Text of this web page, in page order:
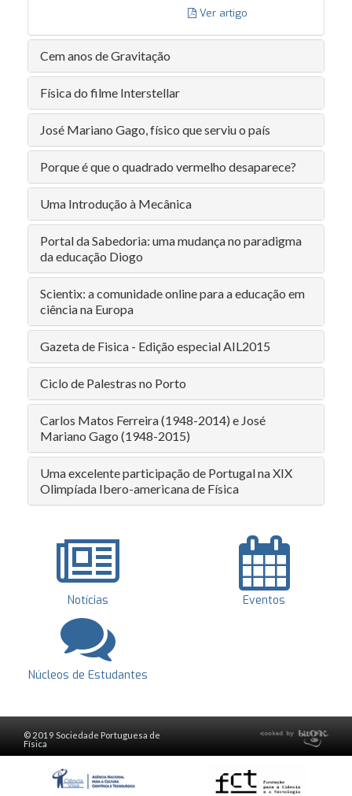
Ver artigo
Cem anos de Gravitação
Física do filme Interstellar
José Mariano Gago, físico que serviu o país
Porque é que o quadrado vermelho desaparece?
Uma Introdução à Mecânica
Portal da Sabedoria: uma mudança no paradigma
da educação Diogo
Scientix: a comunidade online para a educação em
ciência na Europa
Gazeta de Fisica - Edição especial AIL2015
Ciclo de Palestras no Porto
Carlos Matos Ferreira (1948-2014) e José
Mariano Gago (1948-2015)
Uma excelente participação de Portugal na XIX
Olimpíada Ibero-americana de Física
Notícias Eventos
Núcleos de Estudantes
© 2019 Sociedade Portuguesa de
Física